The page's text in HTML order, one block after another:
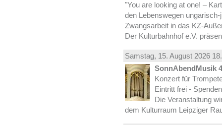
"You are looking at one! –
den Lebenswegen
Zwangsarbeit in das KZ-
Der Kulturbahnhof e.V.
Samstag, 15. August 2026
SonnAbendMusik 4
Konzert für
Eintritt frei -
Die Veranstaltung
dem Kulturraum Leipziger